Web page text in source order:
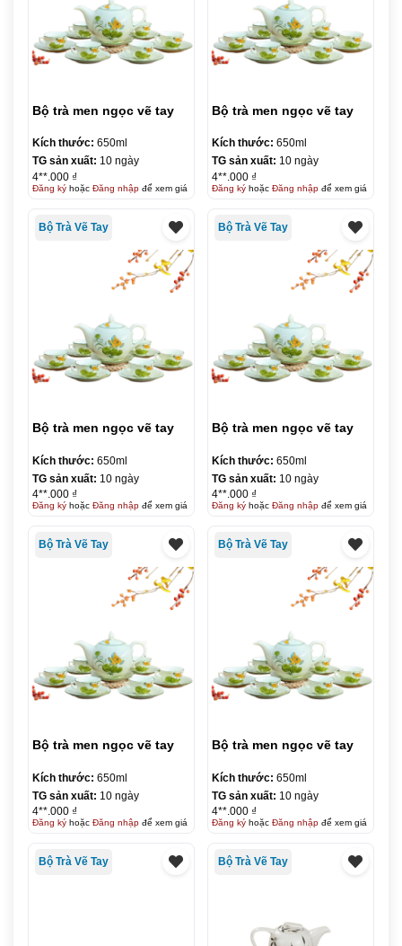
Bộ trà men ngọc vẽ tay
Kích thước: 650ml
TG sản xuất: 10 ngày
4**.000 ₫
Đăng kýhoặc Đăng nhậpđể xem giá
Bộ trà men ngọc vẽ tay
Kích thước: 650ml
TG sản xuất: 10 ngày
4**.000 ₫
Đăng kýhoặc Đăng nhậpđể xem giá
Bộ Trà Vẽ Tay
Bộ trà men ngọc vẽ tay
Kích thước: 650ml
TG sản xuất: 10 ngày
4**.000 ₫
Đăng kýhoặc Đăng nhậpđể xem giá
Bộ Trà Vẽ Tay
Bộ trà men ngọc vẽ tay
Kích thước: 650ml
TG sản xuất: 10 ngày
4**.000 ₫
Đăng kýhoặc Đăng nhậpđể xem giá
Bộ Trà Vẽ Tay
Bộ trà men ngọc vẽ tay
Kích thước: 650ml
TG sản xuất: 10 ngày
4**.000 ₫
Đăng kýhoặc Đăng nhậpđể xem giá
Bộ Trà Vẽ Tay
Bộ trà men ngọc vẽ tay
Kích thước: 650ml
TG sản xuất: 10 ngày
4**.000 ₫
Đăng kýhoặc Đăng nhậpđể xem giá
Bộ Trà Vẽ Tay Bộ Trà Vẽ Tay